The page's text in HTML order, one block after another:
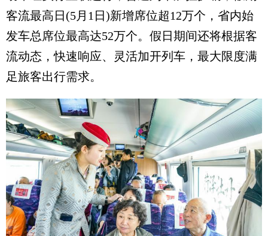
客流最高日(5月1日)新增席位超12万个，省内始
发车总席位最高达52万个。假日期间还将根据客
流动态，快速响应、灵活加开列车，最大限度满
足旅客出行需求。